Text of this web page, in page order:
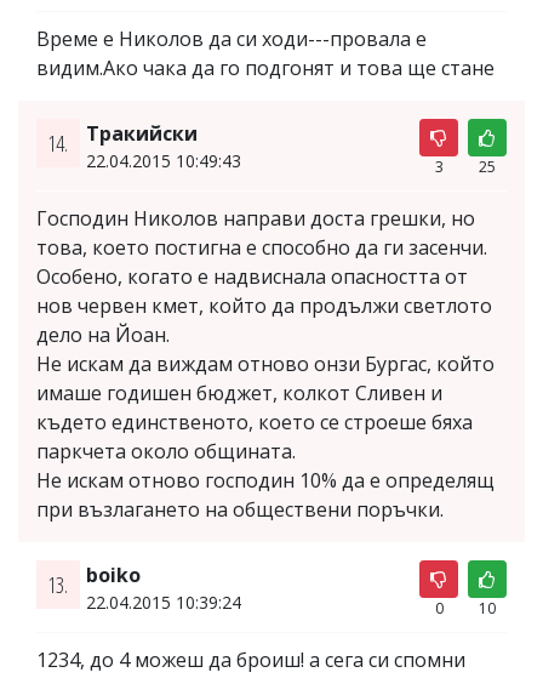
Време е Николов да си ходи---провала е
видим.Ако чака да го подгонят и това ще стане
14. Тракийски
22.04.2015 10:49:43 3 25
Господин Николов направи доста грешки, но
това, което постигна е способно да ги засенчи.
Особено, когато е надвиснала опасността от
нов червен кмет, който да продължи светлото
дело на Йоан.
Не искам да виждам отново онзи Бургас, който
имаше годишен бюджет, колкот Сливен и
където единственото, което се строеше бяха
паркчета около общината.
Не искам отново господин 10% да е определящ
при възлагането на обществени поръчки.
13. boiko
22.04.2015 10:39:24 0 10
1234, до 4 можеш да броиш! а сега си спомни